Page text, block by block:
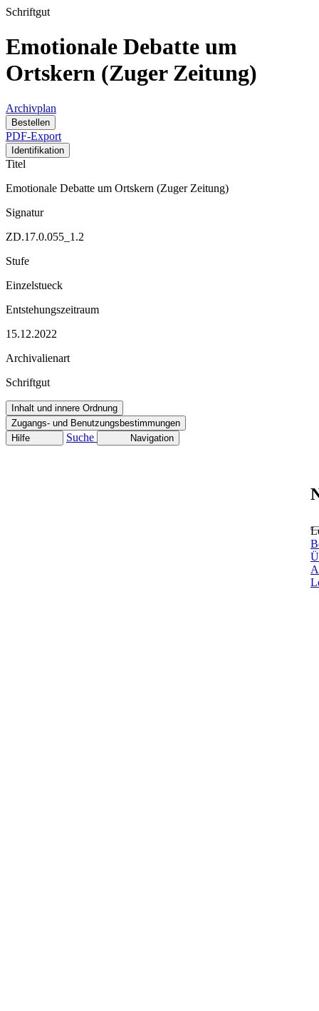
Schriftgut
Emotionale Debatte um
Ortskern (Zuger Zeitung)
Archivplan
Bestellen
PDF-Export
Identifikation
Titel
Emotionale Debatte um Ortskern (Zuger Zeitung)
Signatur
ZD.17.0.055_1.2
Stufe
Einzelstueck
Entstehungszeitraum
15.12.2022
Archivalienart
Schriftgut
Inhalt und innere Ordnung
Zugangs- und Benutzungsbestimmungen
Hilfe
Suche Navigation